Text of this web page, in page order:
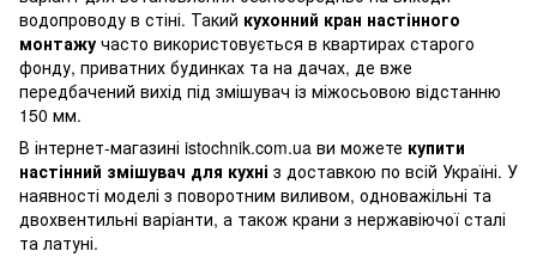
водопроводу в стіні. Такий кухонний кран настінного
монтажу часто використовується в квартирах старого
фонду, приватних будинках та на дачах, де вже
передбачений вихід під змішувач із міжосьовою відстанню
150 мм.
В інтернет-магазині istochnik.com.ua ви можете купити
настінний змішувач для кухні з доставкою по всій Україні. У
наявності моделі з поворотним виливом, одноважільні та
двохвентильні варіанти, а також крани з нержавіючої сталі
та латуні.